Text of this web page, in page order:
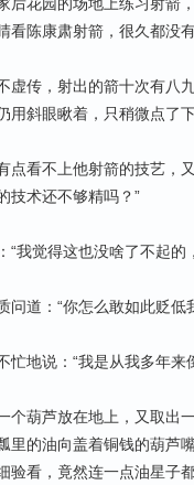
看陈康肃射箭，很久都没有
传，射出的箭十次有八九
用斜眼瞅着，只稍微点了下
看不上他射箭的技艺，又
技术还不够精吗？”
觉得这也没啥了不起的
道：“你怎么敢如此贬低
地说：“我是从我多年来
葫芦放在地上，又取出
里的油向盖着铜钱的葫芦
验看，竟然连一点油星子